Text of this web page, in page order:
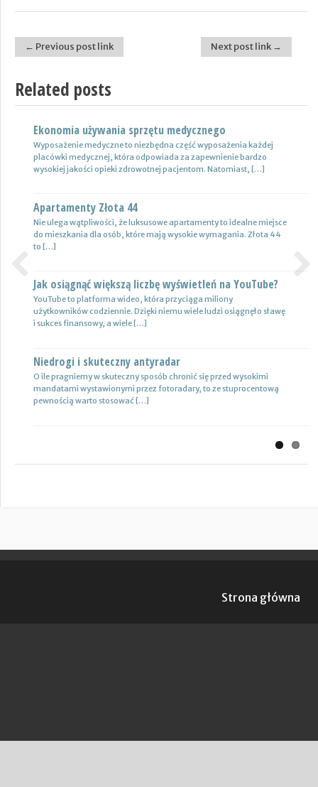
Post navigation
← Previous post link Next post link →
Related posts
Ekonomia używania sprzętu medycznego
Wyposażenie medyczne to niezbędna część wyposażenia każdej
placówki medycznej, która odpowiada za zapewnienie bardzo
wysokiej jakości opieki zdrowotnej pacjentom. Natomiast, […]
Apartamenty Złota 44
Nie ulega wątpliwości, że luksusowe apartamenty to idealne miejsce
do mieszkania dla osób, które mają wysokie wymagania. Złota 44
to […]
Jak osiągnąć większą liczbę wyświetleń na YouTube?
YouTube to platforma wideo, która przyciąga miliony
użytkowników codziennie. Dzięki niemu wiele ludzi osiągnęło sławę
i sukces finansowy, a wiele […]
Niedrogi i skuteczny antyradar
O ile pragniemy w skuteczny sposób chronić się przed wysokimi
mandatami wystawionymi przez fotoradary, to ze stuprocentową
pewnością warto stosować […]
Nowoczesne lampy
Nie ulega wątpliwości, że do pojazdów powinno być dobrane
oświetlenie wysokiej jakości, które zapewni wysoki poziom
bezpieczeństwa oraz podniesie komfort […]
Wynajem samochodów i naczep – usługi
Z całą pewnością firmy transportowe spedycyjne czy także
logistyczne potrzebują przede wszystkim nowoczesnej floty aut,
które są gotowe do pracy. […]
Certyfikat uprawnień w branży budowlanej
Uprawnienia w biznesie budowlanej dotyczą różnych specjalności.
Jest to specjalność architektoniczna, niemniej jednak również
konstrukcyjno-budowlana, inżynieryjna oraz instalacyjna. Warto
Drewutnia z palet na działkę
Wiele osób zastanawia się, jaki rodzaj drewutni ogrodowej sprawdzi
się najlepiej w sytuacji bezpiecznego przechowywania na przykład
Previous
Strona główna